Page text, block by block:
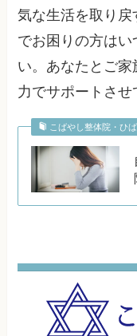
気な生活を取り
でお困りの方はい
い。あなたとご
力でサポートさせ
こばやし整体院・ひ